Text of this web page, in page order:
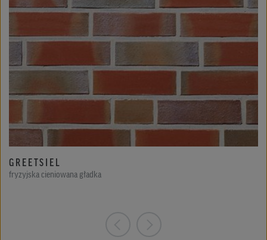
GREETSIEL
fryzyjska cieniowana gładka